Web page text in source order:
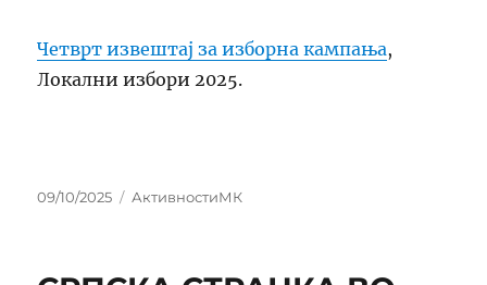
Четврт извештај за изборна кампања,
Локални избори 2025.
Posted
09/10/2025 Categories
АктивностиМК